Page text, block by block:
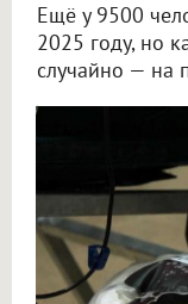
Ещё у 9500
2025 году, но
случайно — на